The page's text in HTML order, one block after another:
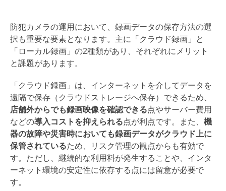
防犯カメラの運用において、録画データの保存方法の選
択も重要な要素となります。主に「クラウド録画」と
「ローカル録画」の2種類があり、それぞれにメリット
と課題があります。
「クラウド録画」は、インターネットを介してデータを
遠隔で保存（クラウドストレージへ保存）できるため、
店舗外からでも録画映像を確認できる点やサーバー費用
などの導入コストを抑えられる点が利点です。また、 機
器の故障や災害時においても録画データがクラウド上に
保管されているため、リスク管理の観点からも有効で
す。ただし、継続的な利用料が発生することや、インタ
ーネット環境の安定性に依存する点には留意が必要で
す。